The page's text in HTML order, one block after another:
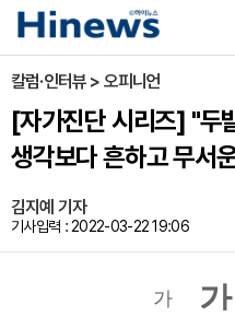
칼럼·인터뷰 > 오피니언
[자가진단 시리즈] "두
생각보다 흔하고 무서
김지예 기자
기사입력 : 2022-03-22 19:06
가 가